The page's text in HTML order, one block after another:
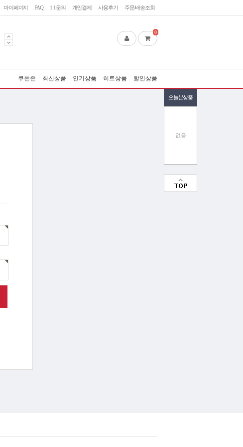
마이페이지 FAQ 1:1문의 개인결제 사용후기 주문/배송조회
0
쿠폰존 최신상품 인기상품 히트상품 할인상품
오늘본상품
없음